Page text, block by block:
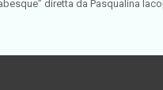
diretta da Pasqualina